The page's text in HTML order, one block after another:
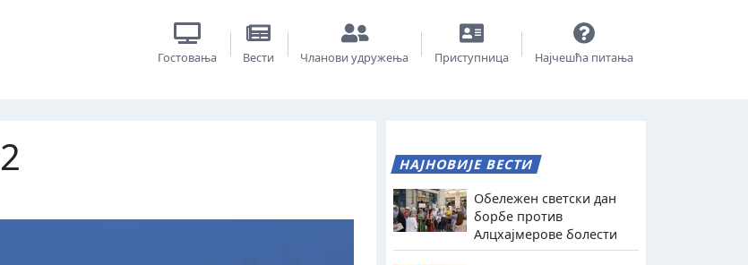
Гостовања Вести Чланови удружења Приступница Најчешћа питања
НАЈНОВИЈЕ ВЕСТИ
Обележен светски дан
борбе против
Алцхајмерове болести